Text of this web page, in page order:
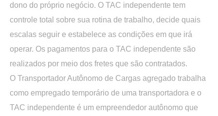
dono do próprio negócio. O TAC independente tem
controle total sobre sua rotina de trabalho, decide quais
escalas seguir e estabelece as condições em que irá
operar. Os pagamentos para o TAC independente são
realizados por meio dos fretes que são contratados.
O Transportador Autônomo de Cargas agregado trabalha
como empregado temporário de uma transportadora e o
TAC independente é um empreendedor autônomo que